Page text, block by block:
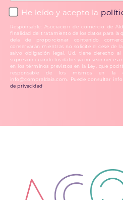
He leído y acepto la
Responsable: Asociación de comercio de
finalidad del tratamiento de los datos para la
dela de proporcionar contenido
conservarán mientras no solicite el cese de
salvo obligación legal. Ud. tiene derecho
supresión cuando los datos ya no sean
en los términos previstos en la Ley, que
responsable de los mismos en la
info@compraldaia.com. Puede consultar
de privacidad